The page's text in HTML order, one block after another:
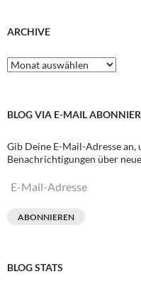
ARCHIVE
Archive
BLOG VIA E-MAIL
Gib Deine E-Mail-Adresse an,
Benachrichtigungen über
E-
ABONNIEREN
BLOG STATS